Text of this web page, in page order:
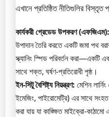
এখানে প্রতিষ্ঠিত নীতিগুলির বিস্তৃত
কার্যকরী গ্রেডেড উপকরণ (এফজিএম):
উপাদান তৈরি করতে একটি জমা পথ
স্ক্যানিং স্পিড পরিবর্তন করা—একটি
সাথে শক্ত, ঘর্ষণ-প্রতিরোধী পৃষ্ঠ।
ইন-সিটু বৈশিষ্ট্য নিয়ন্ত্রণ: মেশিন
ইমেজিং, পাইরোমেট্রি) এর সাথে
করা যায় যা কাঙ্ক্ষিত মাইক্রো-কাঠামো